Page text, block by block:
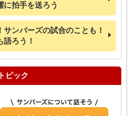
に拍手を送ろう
ンバーズの試合のことも！
語ろう！
ピック